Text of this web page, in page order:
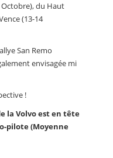
Octobre), du Haut
(13-14
San Remo
envisagée mi
!
la Volvo est en tête
pilote (Moyenne